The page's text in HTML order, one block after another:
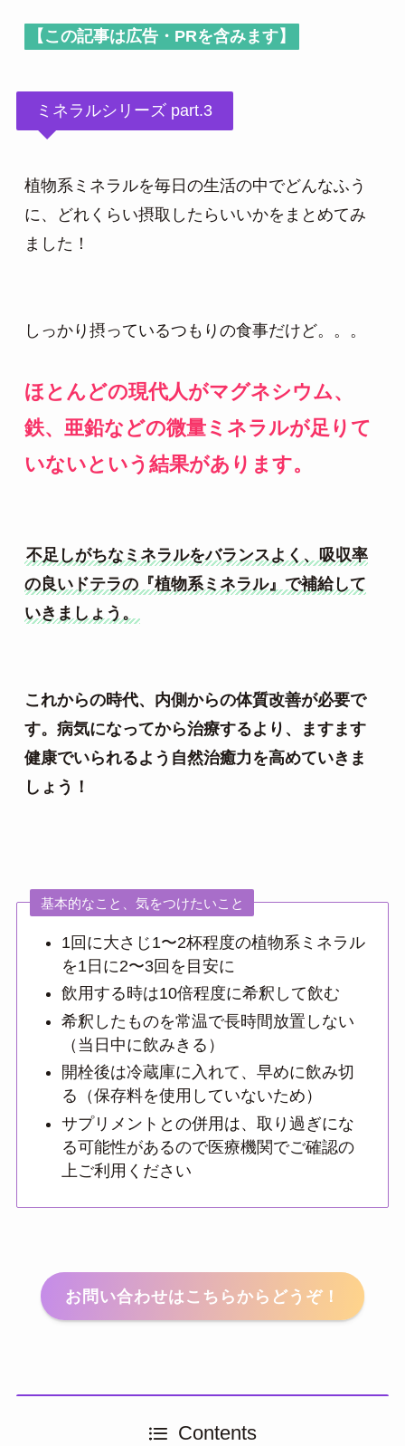
【この記事は広告・PRを含みます】
ミネラルシリーズ part.3
植物系ミネラルを毎日の生活の中でどんなふう
に、どれくらい摂取したらいいかをまとめてみ
ました！
しっかり摂っているつもりの食事だけど。。。
ほとんどの現代人がマグネシウム、
鉄、亜鉛などの微量ミネラルが足りて
いないという結果があります。
不足しがちなミネラルをバランスよく、吸収率
の良いドテラの『植物系ミネラル』で補給して
いきましょう。
これからの時代、内側からの体質改善が必要で
す。病気になってから治療するより、ますます
健康でいられるよう自然治癒力を高めていきま
しょう！
基本的なこと、気をつけたいこと
1回に大さじ1〜2杯程度の植物系ミネラル
を1日に2〜3回を目安に
飲用する時は10倍程度に希釈して飲む
希釈したものを常温で長時間放置しない
（当日中に飲みきる）
開栓後は冷蔵庫に入れて、早めに飲み切
る（保存料を使用していないため）
サプリメントとの併用は、取り過ぎにな
る可能性があるので医療機関でご確認の
上ご利用ください
お問い合わせはこちらからどうぞ！
Contents